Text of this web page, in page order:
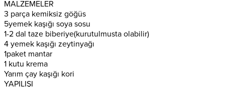
MALZEMELER
3 parça kemiksiz göğüs
5yemek kaşığı soya sosu
1-2 dal taze biberiye(kurutulmusta olabilir)
4 yemek kaşığı zeytinyağı
1paket mantar
1 kutu krema
Yarım çay kaşığı kori
YAPILIŞI